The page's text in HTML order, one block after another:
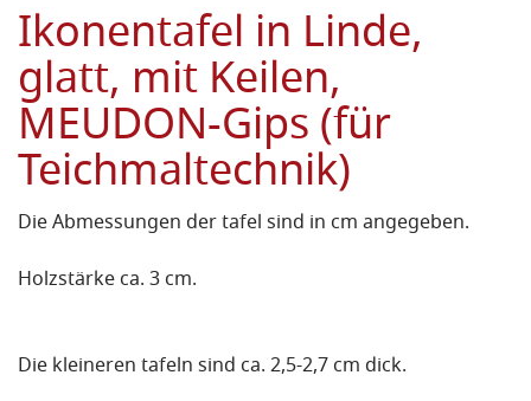
Ikonentafel in Linde,
glatt, mit Keilen,
MEUDON-Gips (für
Teichmaltechnik)
Die Abmessungen der tafel sind in cm angegeben.
Holzstärke ca. 3 cm.
Die kleineren tafeln sind ca. 2,5-2,7 cm dick.